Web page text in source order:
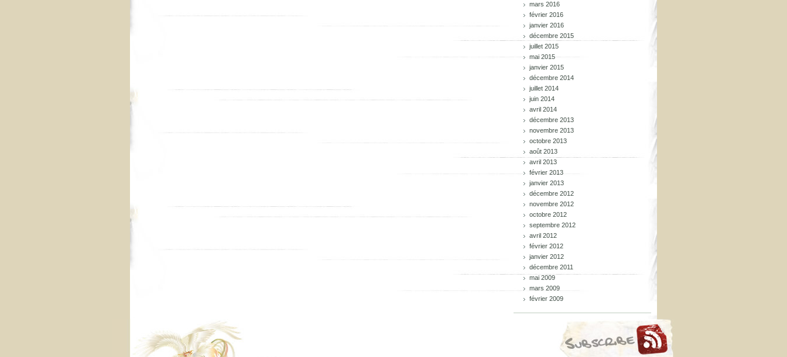
mars 2016
février 2016
janvier 2016
décembre 2015
juillet 2015
mai 2015
janvier 2015
décembre 2014
juillet 2014
juin 2014
avril 2014
décembre 2013
novembre 2013
octobre 2013
août 2013
avril 2013
février 2013
janvier 2013
décembre 2012
novembre 2012
octobre 2012
septembre 2012
avril 2012
février 2012
janvier 2012
décembre 2011
mai 2009
mars 2009
février 2009